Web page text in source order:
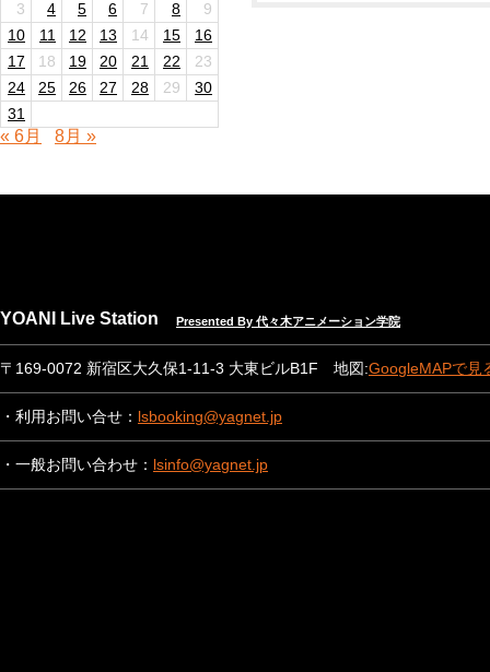
3
4 5 6 7 8
9
10
11 12 13 14 15
16
17
18 19 20 21 22
23
24
25 26 27 28 29
30
31
« 6月 8月 »
YOANI Live Station Presented By 代々木アニメーション学院
〒169-0072 新宿区大久保1-11-3 大東ビルB1F 地図:GoogleMAPで見
・利用お問い合せ： lsbooking@yagnet.jp
・一般お問い合わせ： lsinfo@yagnet.jp